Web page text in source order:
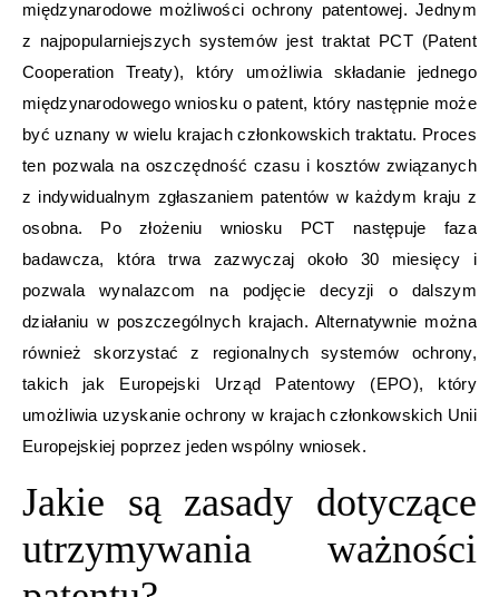
międzynarodowe możliwości ochrony patentowej. Jednym
z najpopularniejszych systemów jest traktat PCT (Patent
Cooperation Treaty), który umożliwia składanie jednego
międzynarodowego wniosku o patent, który następnie może
być uznany w wielu krajach członkowskich traktatu. Proces
ten pozwala na oszczędność czasu i kosztów związanych
z indywidualnym zgłaszaniem patentów w każdym kraju z
osobna. Po złożeniu wniosku PCT następuje faza
badawcza, która trwa zazwyczaj około 30 miesięcy i
pozwala wynalazcom na podjęcie decyzji o dalszym
działaniu w poszczególnych krajach. Alternatywnie można
również skorzystać z regionalnych systemów ochrony,
takich jak Europejski Urząd Patentowy (EPO), który
umożliwia uzyskanie ochrony w krajach członkowskich Unii
Europejskiej poprzez jeden wspólny wniosek.
Jakie są zasady dotyczące
utrzymywania ważności